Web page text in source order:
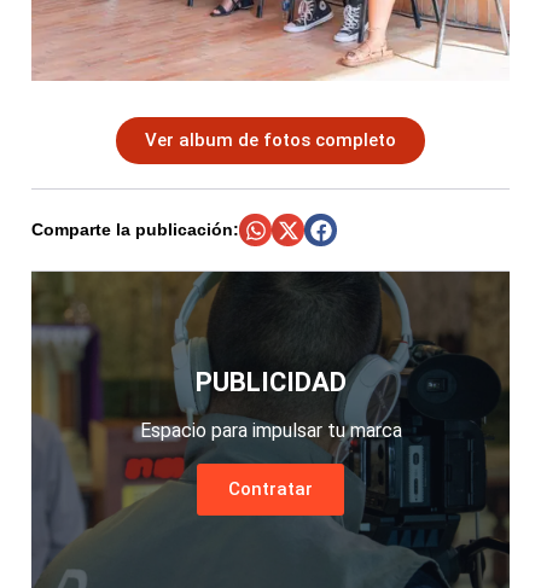
Ver album de fotos completo
Comparte la publicación:
PUBLICIDAD
Espacio para impulsar tu marca
Contratar